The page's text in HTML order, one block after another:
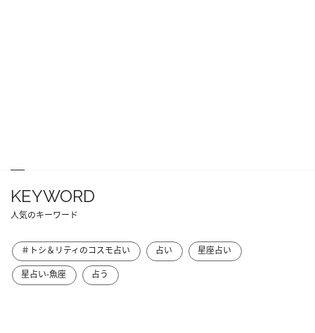
KEYWORD
人気のキーワード
＃トシ＆リティのコスモ占い 占い
星座占い
星占い-魚座
占う